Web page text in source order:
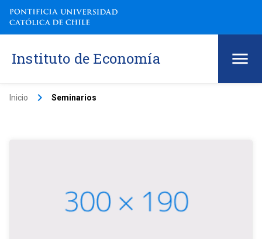
Instituto de Economía
Inicio keyboard_arrow_right Seminarios